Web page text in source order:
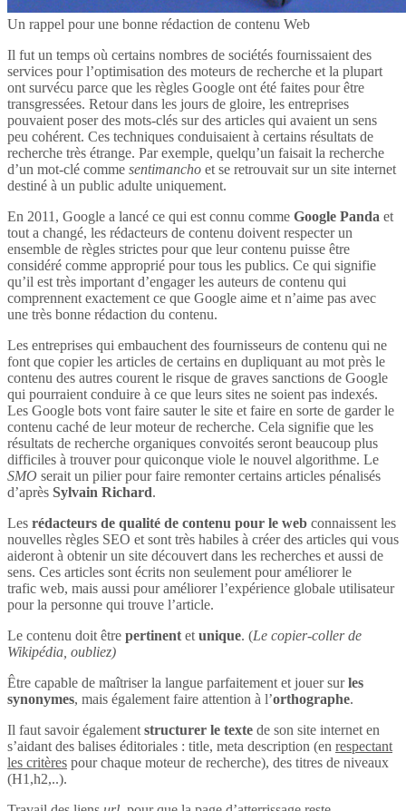
Un rappel pour une bonne rédaction de contenu Web
Il fut un temps où certains nombres de sociétés fournissaient des
services pour l’optimisation des moteurs de recherche et la plupart
ont survécu parce que les règles Google ont été faites pour être
transgressées. Retour dans les jours de gloire, les entreprises
pouvaient poser des mots-clés sur des articles qui avaient un sens
peu cohérent. Ces techniques conduisaient à certains résultats de
recherche très étrange. Par exemple, quelqu’un faisait la recherche
d’un mot-clé comme sentimancho et se retrouvait sur un site internet
destiné à un public adulte uniquement.
En 2011, Google a lancé ce qui est connu comme Google Panda et
tout a changé, les rédacteurs de contenu doivent respecter un
ensemble de règles strictes pour que leur contenu puisse être
considéré comme approprié pour tous les publics. Ce qui signifie
qu’il est très important d’engager les auteurs de contenu qui
comprennent exactement ce que Google aime et n’aime pas avec
une très bonne rédaction du contenu.
Les entreprises qui embauchent des fournisseurs de contenu qui ne
font que copier les articles de certains en dupliquant au mot près le
contenu des autres courent le risque de graves sanctions de Google
qui pourraient conduire à ce que leurs sites ne soient pas indexés.
Les Google bots vont faire sauter le site et faire en sorte de garder le
contenu caché de leur moteur de recherche. Cela signifie que les
résultats de recherche organiques convoités seront beaucoup plus
difficiles à trouver pour quiconque viole le nouvel algorithme. Le
SMO serait un pilier pour faire remonter certains articles pénalisés
d’après Sylvain Richard.
Les rédacteurs de qualité de contenu pour le web connaissent les
nouvelles règles SEO et sont très habiles à créer des articles qui vous
aideront à obtenir un site découvert dans les recherches et aussi de
sens. Ces articles sont écrits non seulement pour améliorer le
trafic web, mais aussi pour améliorer l’expérience globale utilisateur
pour la personne qui trouve l’article.
Le contenu doit être pertinent et unique. (Le copier-coller de
Wikipédia, oubliez)
Être capable de maîtriser la langue parfaitement et jouer surles
synonymes, mais également faire attention à l’orthographe.
Il faut savoir également structurer le texte de son site internet en
s’aidant des balises éditoriales : title, meta description (en respectant
les critères pour chaque moteur de recherche), des titres de niveaux
(H1,h2,..).